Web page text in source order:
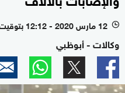
l 12 مارس 2020 - 12:12 بتوقيت أبوظبي
وكالات - أبوظبي